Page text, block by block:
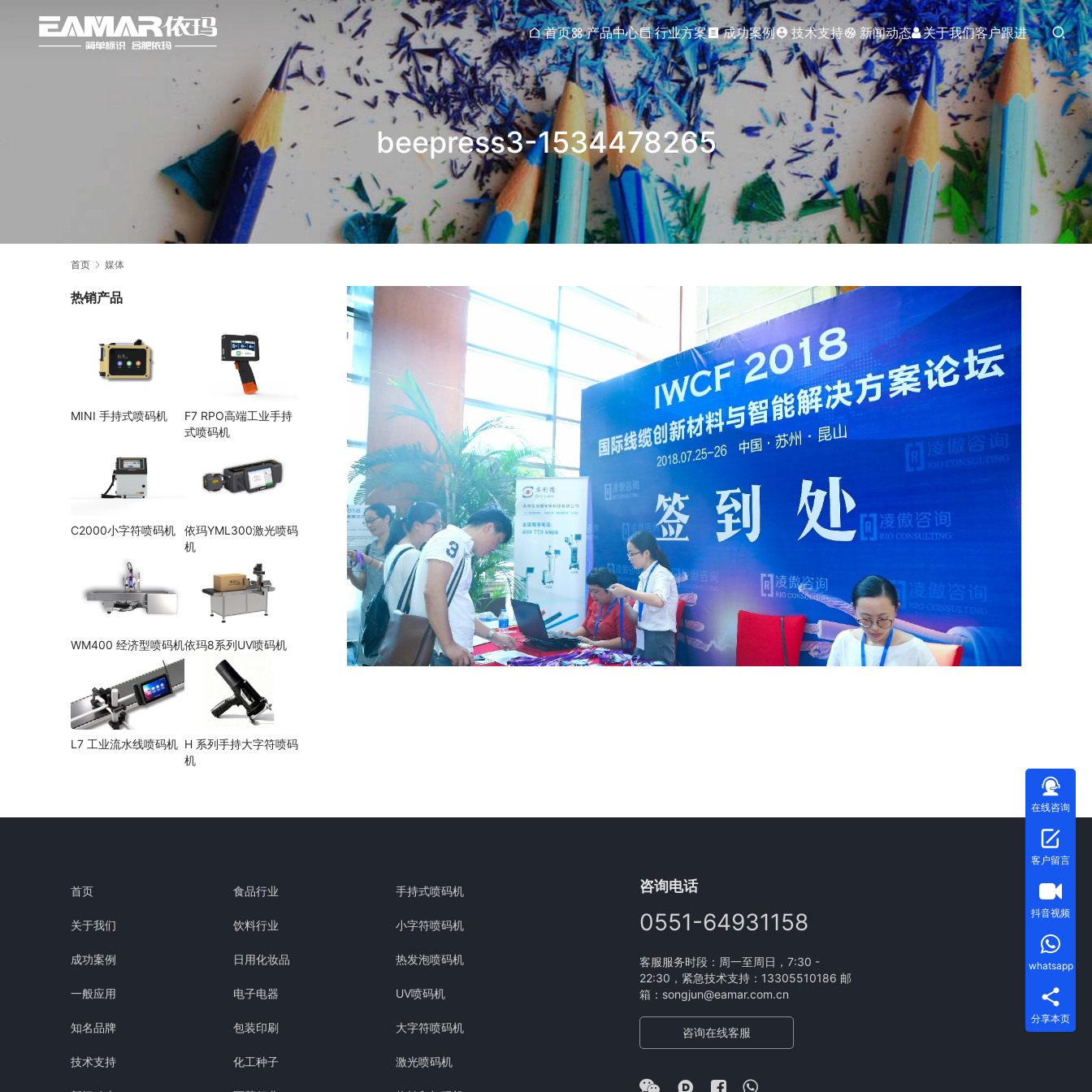
首页 产品中心 行业方案 成功案例 技术支持 新闻动态 关于我们客户跟进
beepress3-1534478265
首页 媒体
热销产品
MINI 手持式喷码机
F7 RPO高端工业手持
式喷码机
C2000小字符喷码机
依玛YML300激光喷码
机
WM400 经济型喷码机依玛8系列UV喷码机
L7 工业流水线喷码机 H 系列手持大字符喷码
机
首页
关于我们
成功案例
一般应用
知名品牌
技术支持
食品行业
饮料行业
日用化妆品
电子电器
包装印刷
化工种子
手持式喷码机
小字符喷码机
热发泡喷码机
UV喷码机
大字符喷码机
激光喷码机
咨询电话
0551-64931158
客服服务时段：周一至周日，7:30 -
22:30，紧急技术支持：13305510186 邮
箱：songjun@eamar.com.cn
咨询在线客服
在线咨询
客户留言
抖音视频
whatsapp
分享本页